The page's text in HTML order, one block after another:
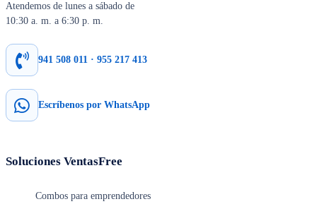
Atendemos de lunes a sábado de
10:30 a. m. a 6:30 p. m.
941 508 011 · 955 217 413
Escríbenos por WhatsApp
Soluciones VentasFree
Combos para emprendedores